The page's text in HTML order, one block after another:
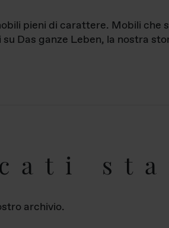
pieni di carattere. Mobili
Das ganze Leben, la nostra
archivio.